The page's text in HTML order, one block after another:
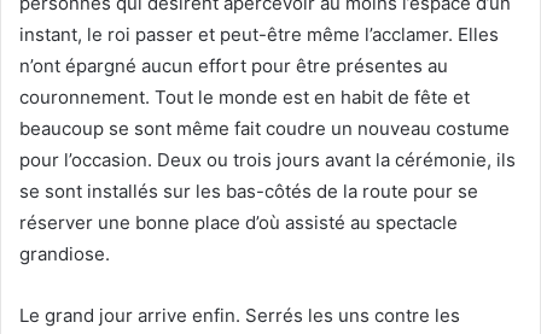
instant, le roi passer et peut-être même l’acclamer. Elles
n’ont épargné aucun effort pour être présentes au
couronnement. Tout le monde est en habit de fête et
beaucoup se sont même fait coudre un nouveau costume
pour l’occasion. Deux ou trois jours avant la cérémonie, ils
se sont installés sur les bas-côtés de la route pour se
réserver une bonne place d’où assisté au spectacle
grandiose.
Le grand jour arrive enfin. Serrés les uns contre les